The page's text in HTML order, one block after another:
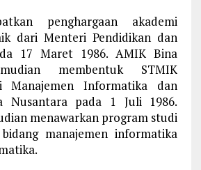
penghargaan akademi
dari Menteri Pendidikan dan
17 Maret 1986. AMIK Bina
membentuk STMIK
Manajemen Informatika dan
Nusantara pada 1 Juli 1986.
menawarkan program studi
manajemen informatika